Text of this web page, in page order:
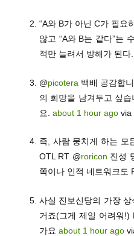
“A와 B가 아닌 C가 필요
않고 “A와 B는 같다”는
적만 늘려서 방해가 된다.
@picotera 백배 공감합
의 희망을 남겨두고 싶
요. about 1 hour agovia
즉, 사람 뭉치게 하는 모
OTL RT @roricon 진성
쪽이나 인적 네트워크도
사실 진보신당의 가장
거죠(그게 제일 어려워!)
가요 about 1 hour ago